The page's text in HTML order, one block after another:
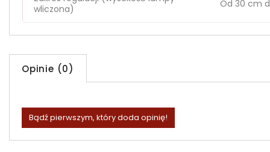
wliczona)
Od 30 cm
Opinie (0)
Bądź pierwszym, który doda opinię!